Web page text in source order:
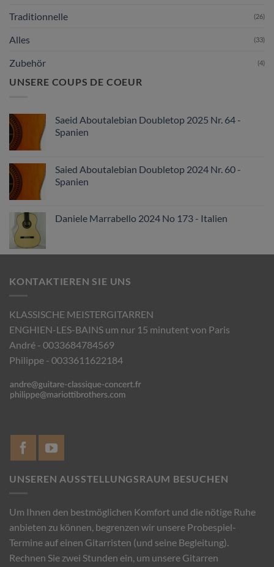
Traditionnelle (26)
Alles (33)
Zubehör (4)
UNSERE COUPS DE COEUR
Saeid Aboutalebian Doubletop 2025 Nr. 64 -
Spanien
Saied Aboutalebian Doubletop 2024 Nr. 60 -
Spanien
Daniele Marrabello 2024 No 173 - Italien
KONTAKTIEREN SIE UNS
KLASSISCHE MEISTERGITARREN
ENGHIEN-LES-BAINS um nur 15 minutent von Paris
André - 0033684784569
Philippe - 0033611622184
UNSEREN AUSSTELLUNGSRAUM BESUCHEN
Um Ihnen den bestmöglichen Komfort und die nötige Ruhe
anbieten zu können, begrenzen wir unsere Probespiel-
Termine auf einen Gitarristen (und seine Begleitung).
Rechnen Sie zwei Stunden ein, um unsere Gitarren